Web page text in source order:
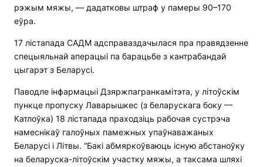
рэжым мяжы, — дадатковы штраф у памеры 90–170
еўра.
17 лістапада САДМ адсправаздачылася пра правядзенне
спецыяльнай аперацыі па барацьбе з кантрабандай
цыгарэт з Беларусі.
Паводле інфармацыі Дзяржпагранкамітэта, у літоўскім
пункце пропуску Лаварышкес (з беларускага боку —
Катлоўка) 18 лістапада праходзіць рабочая сустрэча
намеснікаў галоўных памежных упаўнаважаных
Беларусі і Літвы. “Бакі абмяркоўваюць існую абстаноўку
на беларуска-літоўскім участку мяжы, а таксама шляхі